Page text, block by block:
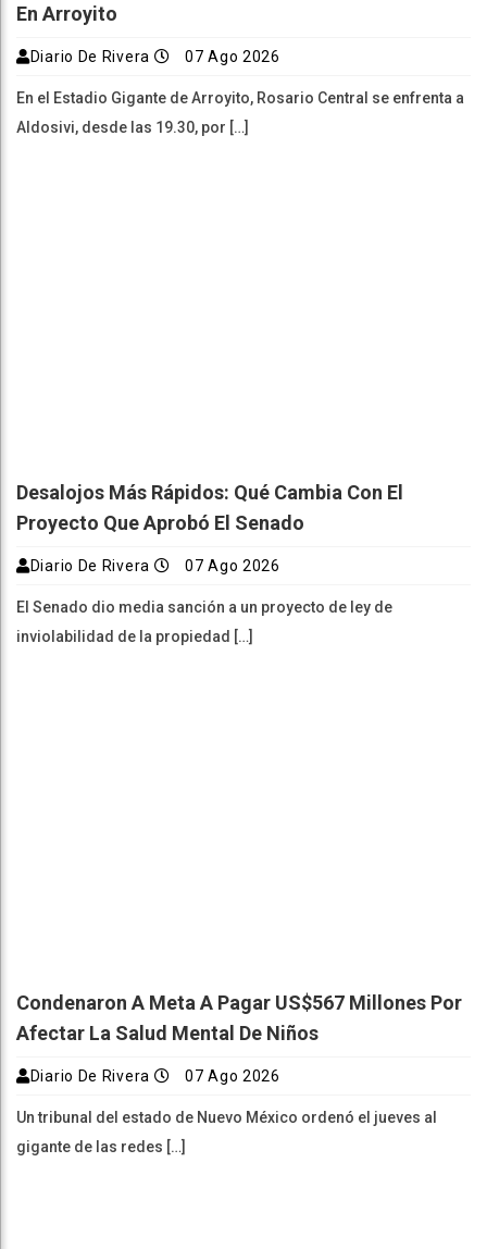
En Arroyito
Diario De Rivera 07 Ago 2026
En el Estadio Gigante de Arroyito, Rosario Central se enfrenta a
Aldosivi, desde las 19.30, por […]
Desalojos Más Rápidos: Qué Cambia Con El
Proyecto Que Aprobó El Senado
Diario De Rivera 07 Ago 2026
El Senado dio media sanción a un proyecto de ley de
inviolabilidad de la propiedad […]
Condenaron A Meta A Pagar US$567 Millones Por
Afectar La Salud Mental De Niños
Diario De Rivera 07 Ago 2026
Un tribunal del estado de Nuevo México ordenó el jueves al
gigante de las redes […]